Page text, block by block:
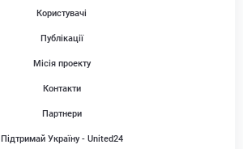
Користувачі
Публікації
Місія проекту
Контакти
Партнери
Підтримай Україну - United24